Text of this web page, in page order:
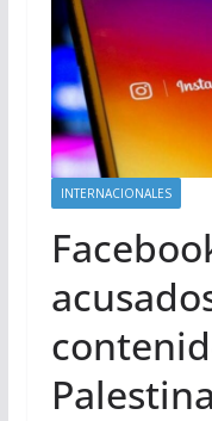
INTERNACIONALES
Palestina